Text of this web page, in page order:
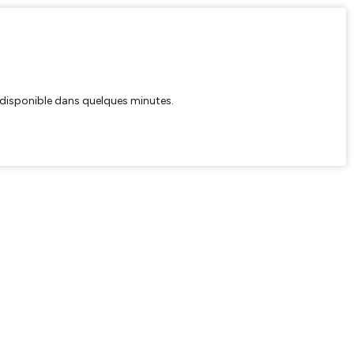
dans quelques minutes.